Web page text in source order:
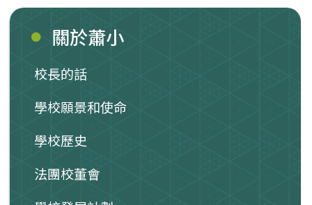
關於蕭小
校長的話
學校願景和使命
學校歷史
法團校董會